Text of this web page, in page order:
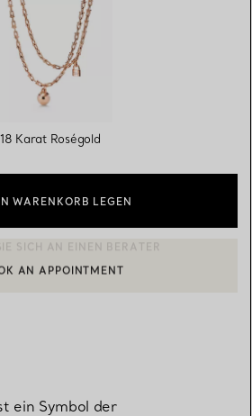
18 Karat Roségold
WARENKORB LEGEN
KONTAKTIEREN ODER EINEN
AN APPOINTMENT
ein Symbol der